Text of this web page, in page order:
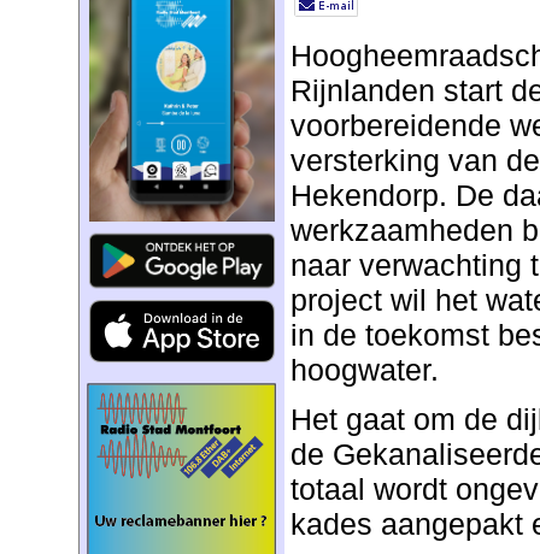
Rijnlanden start
voorbereidende
versterking van
Hekendorp. De
werkzaamheden
naar verwachting
project wil het
in de toekomst
hoogwater.
Het gaat om de
de
totaal wordt
kades aangepakt